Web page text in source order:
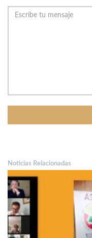
Noticias Relacionadas